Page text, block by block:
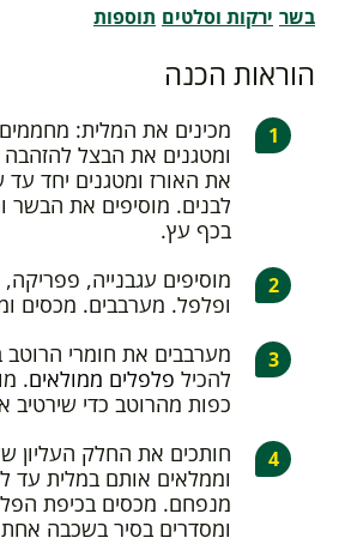
בשר ירקות וסלטים תוספות
הוראות הכנה
מכינים את המלית:
ומטגנים את הבצל
את האורז ומטגנים יחד עד
לבנים. מוסיפים את הבשר
בכף עץ.
מוסיפים עגבנייה,
ופלפל. מערבבים. מכסים
מערבבים את חומרי הרוטב
להכיל פלפלים ממולאים
כפות מהרוטב כדי שירטיב
חותכים את החלק העליון
וממלאים אותם במלית עד
מנפחם. מכסים בכיפת
ומסדרים בסיר בשכבה